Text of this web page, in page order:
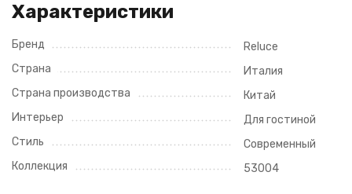
Характеристики
Бренд
Reluce
Страна
Италия
Страна производства
Китай
Интерьер
Для гостиной
Стиль
Современный
Коллекция
53004